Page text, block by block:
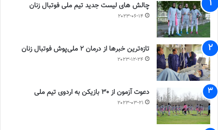
چالش هاى ليست جدید تيم ملى فوتبال زنان
2023-06-14
تازه‌ترین خبرها از درمان ۲ ملی‌پوش فوتبال زنان
2023-12-24
دعوت آزمون از 30 بازیکن به اردوی تیم ملی
2023-03-21